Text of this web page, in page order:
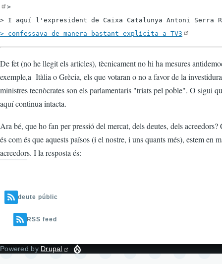
>
> I aquí l'expresident de Caixa Catalunya Antoni Serra
> confessava de manera bastant explícita a TV3
De fet (no he llegit els articles), tècnicament no hi ha mesures
exemple,a Itàlia o Grècia, els que votaran o no a favor de la
ministres tecnòcrates son els parlamentaris "triats pel poble". O sigui
aquí continua intacta.
Ara bé, que ho fan per pressió del mercat, dels deutes, dels
és com és que aquests països (i el nostre, i uns quants més), estem en
acreedors. I la resposta és:
deute públic
RSS feed
Powered by Drupal